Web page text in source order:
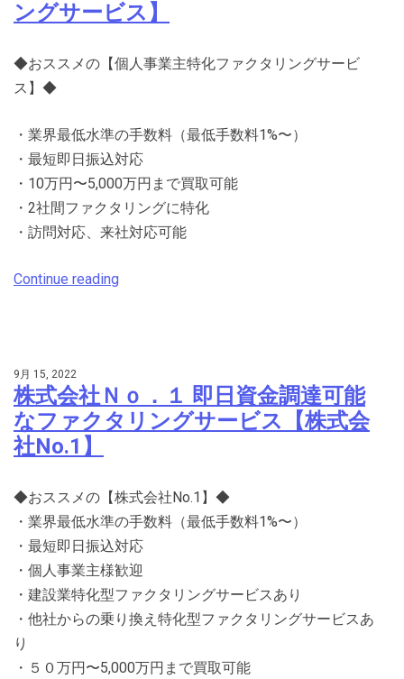
ングサービス】
◆おススメの【個人事業主特化ファクタリングサービ
ス】◆
・業界最低水準の手数料（最低手数料1%〜）
・最短即日振込対応
・10万円〜5,000万円まで買取可能
・2社間ファクタリングに特化
・訪問対応、来社対応可能
Continue reading
9月 15, 2022
株式会社Ｎｏ．１ 即日資金調達可能
なファクタリングサービス【株式会
社No.1】
◆おススメの【株式会社No.1】◆
・業界最低水準の手数料（最低手数料1%〜）
・最短即日振込対応
・個人事業主様歓迎
・建設業特化型ファクタリングサービスあり
・他社からの乗り換え特化型ファクタリングサービスあ
り
・５０万円〜5,000万円まで買取可能